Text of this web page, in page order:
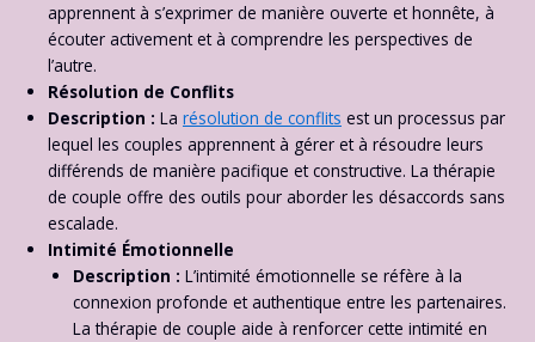
apprennent à s’exprimer de manière ouverte et honnête, à
écouter activement et à comprendre les perspectives de
l’autre.
Résolution de Conflits
Description : La résolution de conflits est un processus par
lequel les couples apprennent à gérer et à résoudre leurs
différends de manière pacifique et constructive. La thérapie
de couple offre des outils pour aborder les désaccords sans
escalade.
Intimité Émotionnelle
Description : L’intimité émotionnelle se réfère à la
connexion profonde et authentique entre les partenaires.
La thérapie de couple aide à renforcer cette intimité en